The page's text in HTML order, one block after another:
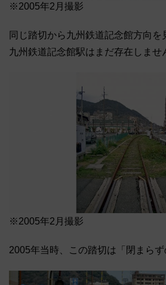
※2005年2月撮影
同じ踏切から九州鉄道記念館方向を
九州鉄道記念館駅はまだ存在しませ
※2005年2月撮影
2005年当時、この踏切は「閉まらず